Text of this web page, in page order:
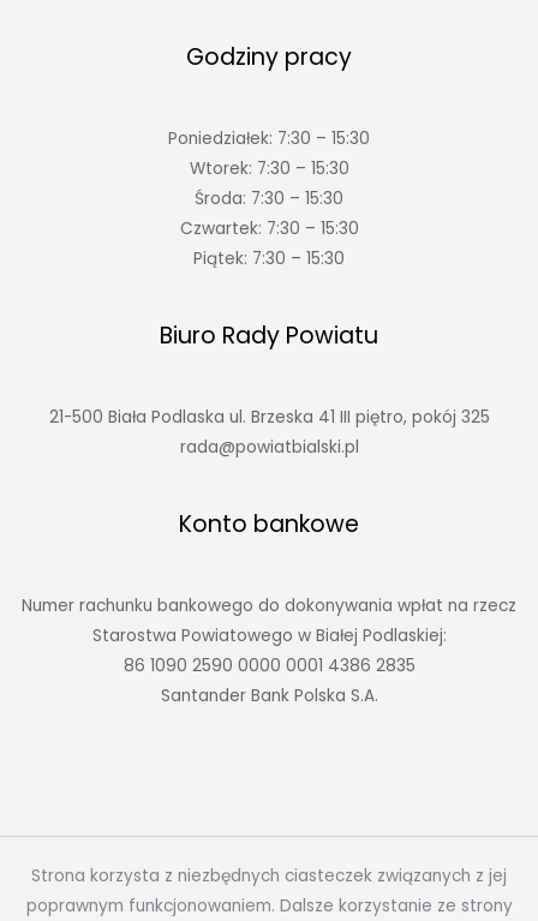
Godziny pracy
Poniedziałek: 7:30 – 15:30
Wtorek: 7:30 – 15:30
Środa: 7:30 – 15:30
Czwartek: 7:30 – 15:30
Piątek: 7:30 – 15:30
Biuro Rady Powiatu
21-500 Biała Podlaska ul. Brzeska 41 III piętro, pokój 325
rada@powiatbialski.pl
Konto bankowe
Numer rachunku bankowego do dokonywania wpłat na rzecz
Starostwa Powiatowego w Białej Podlaskiej:
86 1090 2590 0000 0001 4386 2835
Santander Bank Polska S.A.
Strona korzysta z niezbędnych ciasteczek związanych z jej
poprawnym funkcjonowaniem. Dalsze korzystanie ze strony